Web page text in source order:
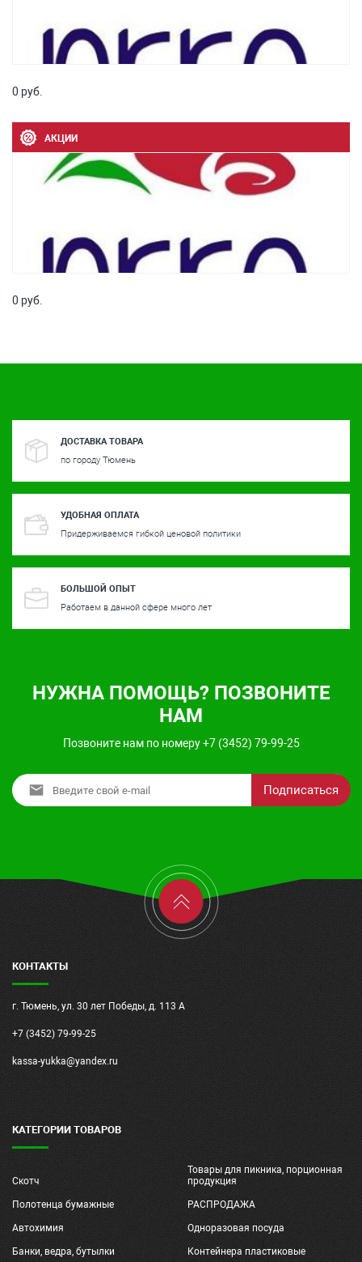
0 руб.
АКЦИИ
0 руб.
ДОСТАВКА ТОВАРА
по городу Тюмень
УДОБНАЯ ОПЛАТА
Придерживаемся гибкой ценовой политики
БОЛЬШОЙ ОПЫТ
Работаем в данной сфере много лет
НУЖНА ПОМОЩЬ? ПОЗВОНИТЕ
НАМ
Позвоните нам по номеру +7 (3452) 79-99-25
Подписаться
КОНТАКТЫ
г. Тюмень, ул. 30 лет Победы, д. 113 А
+7 (3452) 79-99-25
kassa-yukka@yandex.ru
КАТЕГОРИИ ТОВАРОВ
Скотч
Товары для пикника, порционная
продукция
Полотенца бумажные РАСПРОДАЖА
Автохимия Одноразовая посуда
Банки, ведра, бутылки Контейнера пластиковые